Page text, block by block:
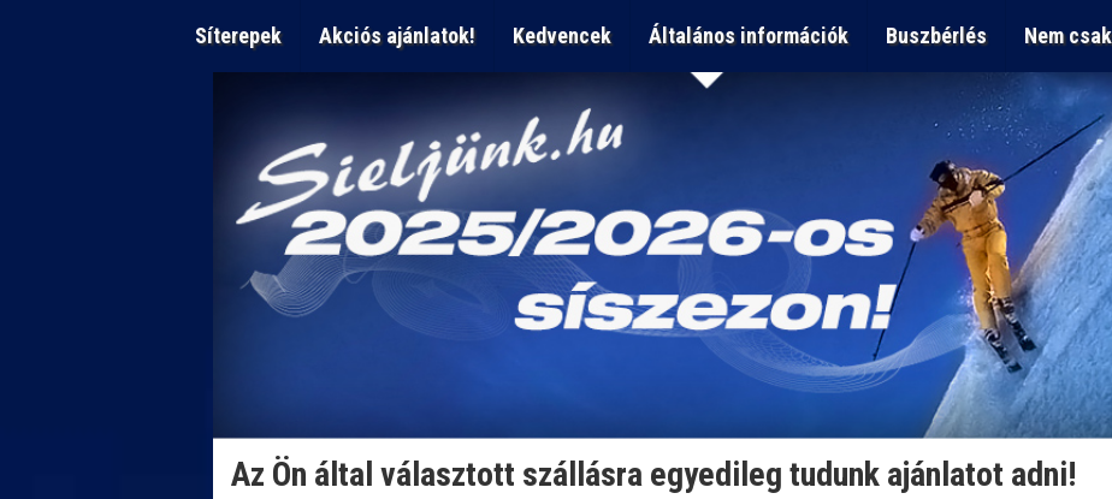
Síterepek Akciós ajánlatok! Kedvencek Általános információk Buszbérlés Nem
Az Ön által választott szállásra egyedileg tudunk ajánlatot adni!